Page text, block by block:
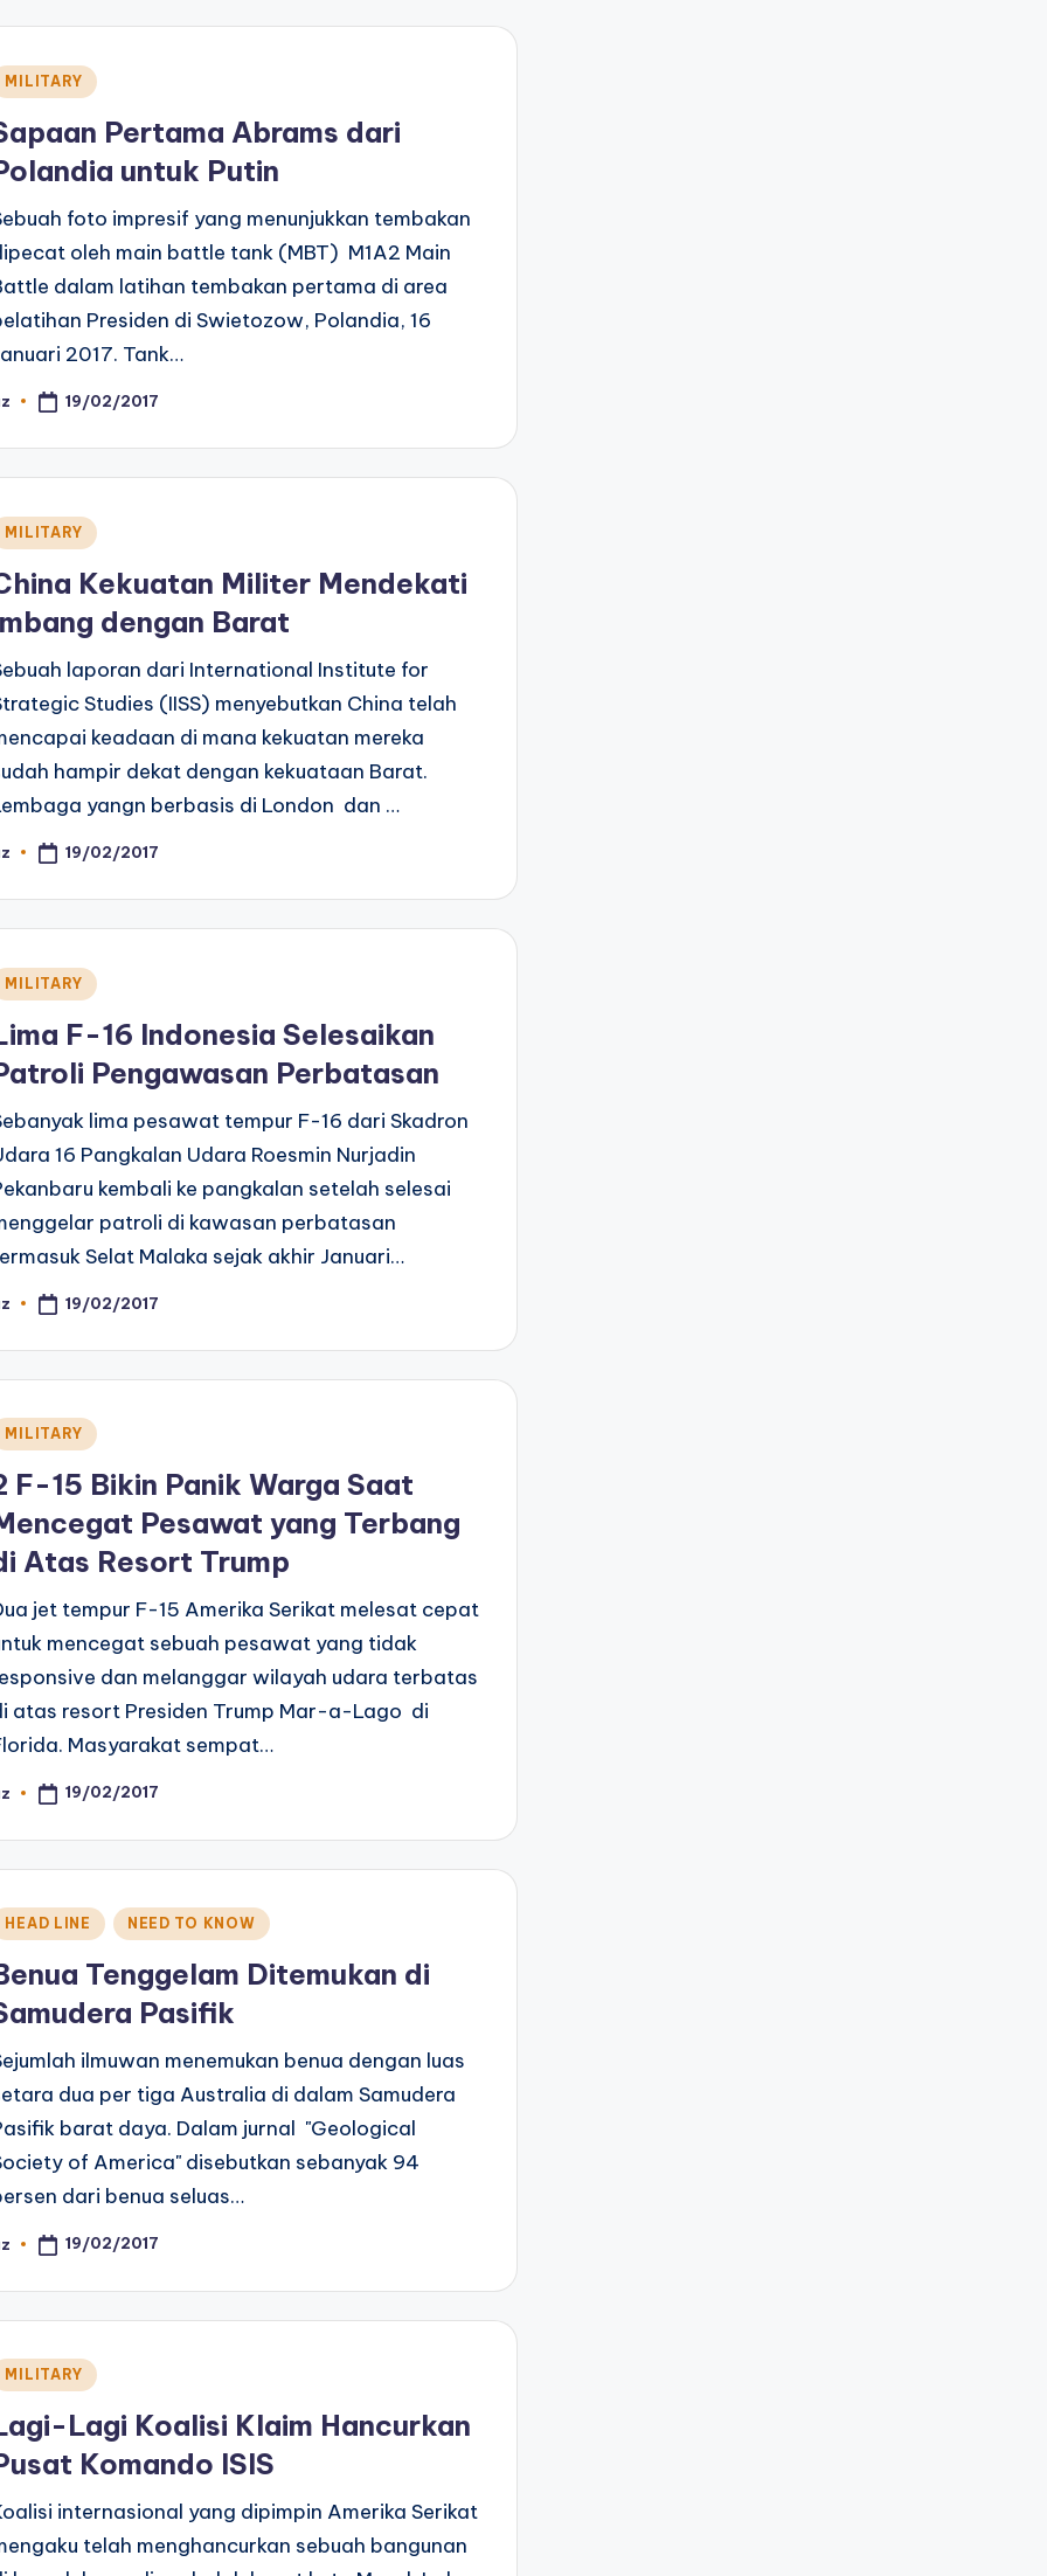
MILITARY
Pertama Abrams dari
untuk Putin
foto impresif yang menunjukkan tembakan
oleh main battle tank (MBT) M1A2 Main
dalam latihan tembakan pertama di area
Presiden di Swietozow, Polandia, 16
2017. Tank…
19/02/2017
MILITARY
Kekuatan Militer Mendekati
dengan Barat
laporan dari International Institute for
Studies (IISS) menyebutkan China telah
keadaan di mana kekuatan mereka
hampir dekat dengan kekuataan Barat.
yangn berbasis di London dan …
19/02/2017
MILITARY
F-16 Indonesia Selesaikan
Pengawasan Perbatasan
lima pesawat tempur F-16 dari Skadron
16 Pangkalan Udara Roesmin Nurjadin
kembali ke pangkalan setelah selesai
patroli di kawasan perbatasan
Selat Malaka sejak akhir Januari…
19/02/2017
MILITARY
F-15 Bikin Panik Warga Saat
Pesawat yang Terbang
Atas Resort Trump
jet tempur F-15 Amerika Serikat melesat cepat
mencegat sebuah pesawat yang tidak
dan melanggar wilayah udara terbatas
atas resort Presiden Trump Mar-a-Lago di
Masyarakat sempat…
19/02/2017
HEAD LINE NEED TO KNOW
Tenggelam Ditemukan di
Pasifik
ilmuwan menemukan benua dengan luas
dua per tiga Australia di dalam Samudera
barat daya. Dalam jurnal "Geological
of America" disebutkan sebanyak 94
dari benua seluas…
19/02/2017
MILITARY
Lagi Koalisi Klaim Hancurkan
Komando ISIS
internasional yang dipimpin Amerika Serikat
telah menghancurkan sebuah bangunan